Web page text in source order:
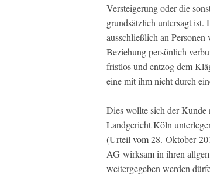
Versteigerung oder die
grundsätzlich untersagt ist.
ausschließlich an
Beziehung persönlich
fristlos und entzog dem
eine mit ihm nicht durch
Dies wollte sich der Kunde
Landgericht Köln
(Urteil vom 28. Oktober
AG wirksam in ihren
weitergegeben werden